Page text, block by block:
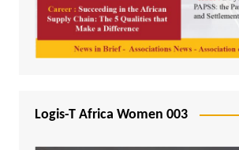
Logis-T Africa Women 003